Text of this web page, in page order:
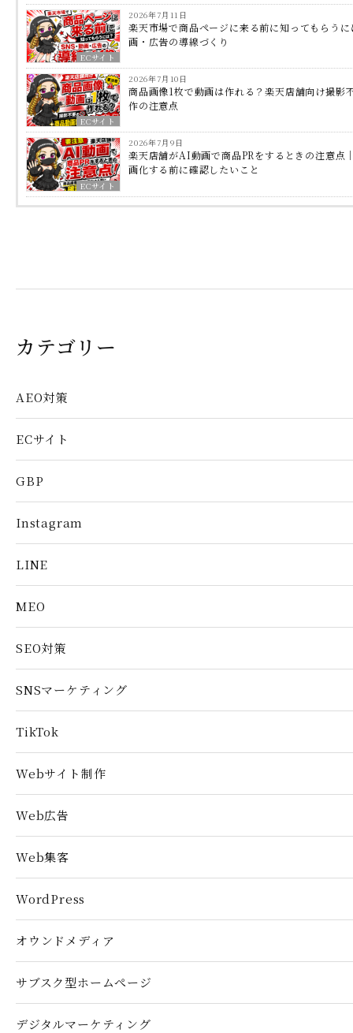
ECサイト
2026年7月11日
楽天市場で商品ページに来る前に知ってもらう
画・広告の導線づくり
ECサイト
2026年7月10日
商品画像1枚で動画は作れる？楽天店舗向け撮影
作の注意点
ECサイト
2026年7月9日
楽天店舗がAI動画で商品PRをするときの注意点
画化する前に確認したいこと
カテゴリー
AEO対策
ECサイト
GBP
Instagram
LINE
MEO
SEO対策
SNSマーケティング
TikTok
Webサイト制作
Web広告
Web集客
WordPress
オウンドメディア
サブスク型ホームぺージ
デジタルマーケティング